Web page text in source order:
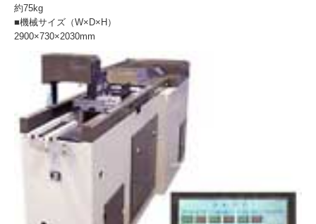
約75kg
■機械サイズ（W×D×H）
2900×730×2030mm